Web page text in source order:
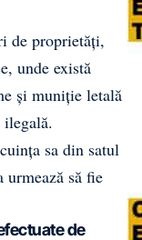
de proprietăți,
unde există
și muniție letală
sa din satul
urmează să fie
de